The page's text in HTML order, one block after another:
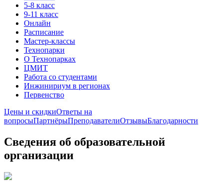
5-8 класс
9-11 класс
Онлайн
Расписание
Мастер-классы
Технопарки
О Технопарках
ЦМИТ
Работа со студентами
Инжинириум в регионах
Первенство
Цены и скидкиОтветы на
вопросыПартнёрыПреподавателиОтзывыБлагодарности
Сведения об образовательной
организации